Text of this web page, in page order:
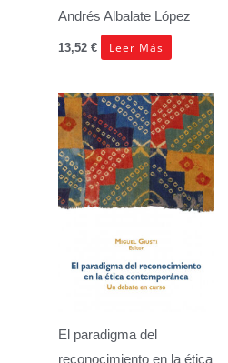
Andrés Albalate López
13,52 € Leer Más
El paradigma del
reconocimiento en la ética